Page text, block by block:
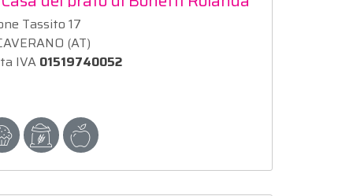
Tassito 17
(AT)
IVA 01519740052